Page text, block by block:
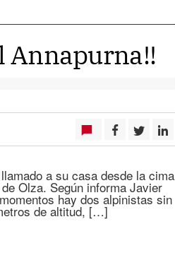
Annapurna!!
a su casa desde la cima
Olza. Según informa Javier
hay dos alpinistas sin
de altitud, […]